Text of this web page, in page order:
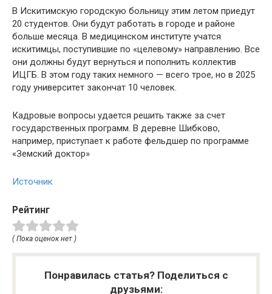
В Искитимскую городскую больницу этим летом приедут
20 студентов. Они будут работать в городе и районе
больше месяца. В медицинском институте учатся
искитимцы, поступившие по «целевому» направлению. Все
они должны будут вернуться и пополнить коллектив
ИЦГБ. В этом году таких немного — всего трое, но в 2025
году университет закончат 10 человек.
Кадровые вопросы удается решить также за счет
государственных программ. В деревне Шибково,
например, приступает к работе фельдшер по программе
«Земский доктор»
Источник
Рейтинг
( Пока оценок нет )
Понравилась статья? Поделиться с
друзьями: